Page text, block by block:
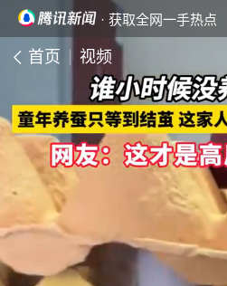
· 获取全网一手热点
首页 视频